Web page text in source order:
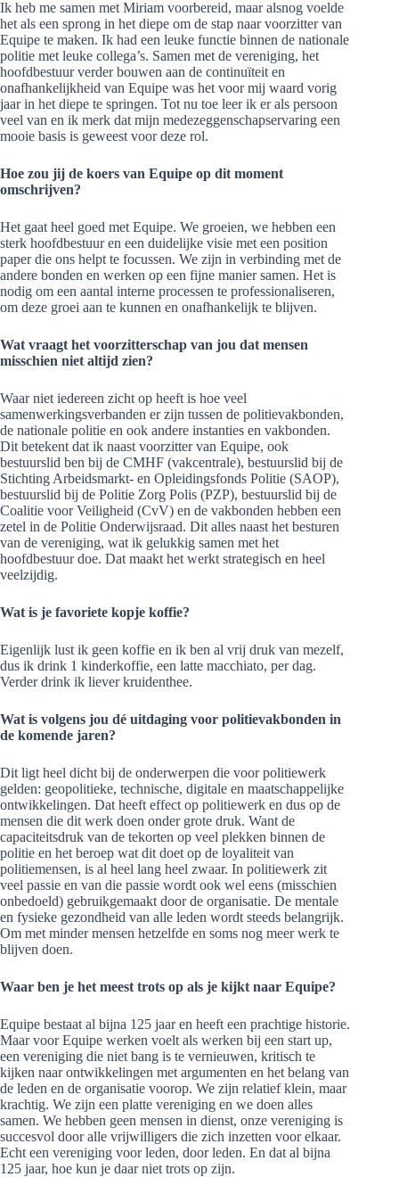
Ik heb me samen met Miriam voorbereid, maar alsnog voelde
het als een sprong in het diepe om de stap naar voorzitter van
Equipe te maken. Ik had een leuke functie binnen de nationale
politie met leuke collega’s. Samen met de vereniging, het
hoofdbestuur verder bouwen aan de continuïteit en
onafhankelijkheid van Equipe was het voor mij waard vorig
jaar in het diepe te springen. Tot nu toe leer ik er als persoon
veel van en ik merk dat mijn medezeggenschapservaring een
mooie basis is geweest voor deze rol.
Hoe zou jij de koers van Equipe op dit moment
omschrijven?
Het gaat heel goed met Equipe. We groeien, we hebben een
sterk hoofdbestuur en een duidelijke visie met een position
paper die ons helpt te focussen. We zijn in verbinding met de
andere bonden en werken op een fijne manier samen. Het is
nodig om een aantal interne processen te professionaliseren,
om deze groei aan te kunnen en onafhankelijk te blijven.
Wat vraagt het voorzitterschap van jou dat mensen
misschien niet altijd zien?
Waar niet iedereen zicht op heeft is hoe veel
samenwerkingsverbanden er zijn tussen de politievakbonden,
de nationale politie en ook andere instanties en vakbonden.
Dit betekent dat ik naast voorzitter van Equipe, ook
bestuurslid ben bij de CMHF (vakcentrale), bestuurslid bij de
Stichting Arbeidsmarkt- en Opleidingsfonds Politie (SAOP),
bestuurslid bij de Politie Zorg Polis (PZP), bestuurslid bij de
Coalitie voor Veiligheid (CvV) en de vakbonden hebben een
zetel in de Politie Onderwijsraad. Dit alles naast het besturen
van de vereniging, wat ik gelukkig samen met het
hoofdbestuur doe. Dat maakt het werkt strategisch en heel
veelzijdig.
Wat is je favoriete kopje koffie?
Eigenlijk lust ik geen koffie en ik ben al vrij druk van mezelf,
dus ik drink 1 kinderkoffie, een latte macchiato, per dag.
Verder drink ik liever kruidenthee.
Wat is volgens jou dé uitdaging voor politievakbonden in
de komende jaren?
Dit ligt heel dicht bij de onderwerpen die voor politiewerk
gelden: geopolitieke, technische, digitale en maatschappelijke
ontwikkelingen. Dat heeft effect op politiewerk en dus op de
mensen die dit werk doen onder grote druk. Want de
capaciteitsdruk van de tekorten op veel plekken binnen de
politie en het beroep wat dit doet op de loyaliteit van
politiemensen, is al heel lang heel zwaar. In politiewerk zit
veel passie en van die passie wordt ook wel eens (misschien
onbedoeld) gebruikgemaakt door de organisatie. De mentale
en fysieke gezondheid van alle leden wordt steeds belangrijk.
Om met minder mensen hetzelfde en soms nog meer werk te
blijven doen.
Waar ben je het meest trots op als je kijkt naar Equipe?
Equipe bestaat al bijna 125 jaar en heeft een prachtige historie.
Maar voor Equipe werken voelt als werken bij een start up,
een vereniging die niet bang is te vernieuwen, kritisch te
kijken naar ontwikkelingen met argumenten en het belang van
de leden en de organisatie voorop. We zijn relatief klein, maar
krachtig. We zijn een platte vereniging en we doen alles
samen. We hebben geen mensen in dienst, onze vereniging is
succesvol door alle vrijwilligers die zich inzetten voor elkaar.
Echt een vereniging voor leden, door leden. En dat al bijna
125 jaar, hoe kun je daar niet trots op zijn.